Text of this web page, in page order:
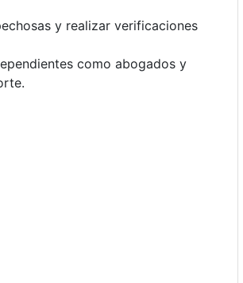
y realizar verificaciones
como abogados y